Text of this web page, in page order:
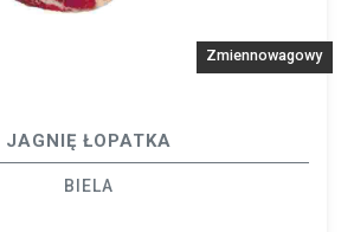
Zmiennowagowy
JAGNIĘ ŁOPATKA
BIELA